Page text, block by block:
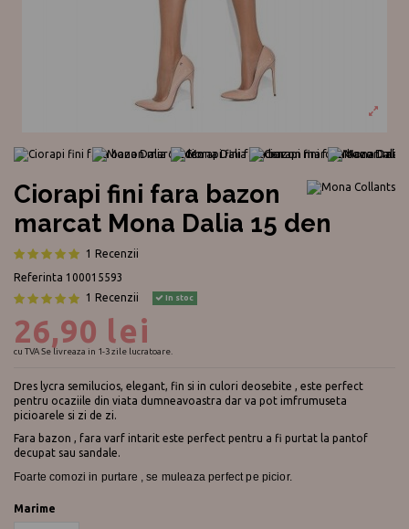
Ciorapi fini fara bazon
marcat Mona Dalia 15 den
1 Recenzii
Referinta 100015593
1 Recenzii
In stoc
26,90 lei
cu TVASe livreaza in 1-3 zile lucratoare.
Dres lycra semilucios, elegant, fin si in culori deosebite , este perfect
pentru ocaziile din viata dumneavoastra dar va pot imfrumuseta
picioarele si zi de zi.
Fara bazon , fara varf intarit este perfect pentru a fi purtat la pantof
decupat sau sandale.
Foarte comozi in purtare , se muleaza perfect pe picior.
Marime